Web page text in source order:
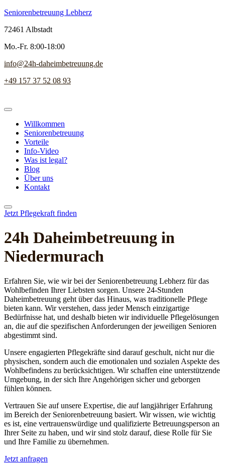
Seniorenbetreuung Lebherz
72461 Albstadt
Mo.-Fr. 8:00-18:00
info@24h-daheimbetreuung.de
+49 157 37 52 08 93
Willkommen
Seniorenbetreuung
Vorteile
Info-Video
Was ist legal?
Blog
Über uns
Kontakt
Jetzt Pflegekraft finden
24h Daheim­betreuung in
Niedermurach
Erfahren Sie, wie wir bei der Seniorenbetreuung Lebherz für das
Wohlbefinden Ihrer Liebsten sorgen. Unsere 24-Stunden
Daheimbetreuung geht über das Hinaus, was traditionelle Pflege
bieten kann. Wir verstehen, dass jeder Mensch einzigartige
Bedürfnisse hat, und deshalb bieten wir individuelle Pflegelösungen
an, die auf die spezifischen Anforderungen der jeweiligen Senioren
abgestimmt sind.
Unsere engagierten Pflegekräfte sind darauf geschult, nicht nur die
physischen, sondern auch die emotionalen und sozialen Aspekte des
Wohlbefindens zu berücksichtigen. Wir schaffen eine unterstützende
Umgebung, in der sich Ihre Angehörigen sicher und geborgen
fühlen können.
Vertrauen Sie auf unsere Expertise, die auf langjähriger Erfahrung
im Bereich der Seniorenbetreuung basiert. Wir wissen, wie wichtig
es ist, eine vertrauenswürdige und qualifizierte Betreuungsperson an
Ihrer Seite zu haben, und wir sind stolz darauf, diese Rolle für Sie
und Ihre Familie zu übernehmen.
Jetzt anfragen